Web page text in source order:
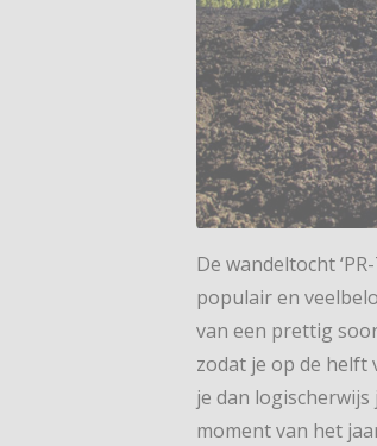
De wandeltocht
populair en
van een prettig
zodat je op de helft
je dan
moment van het